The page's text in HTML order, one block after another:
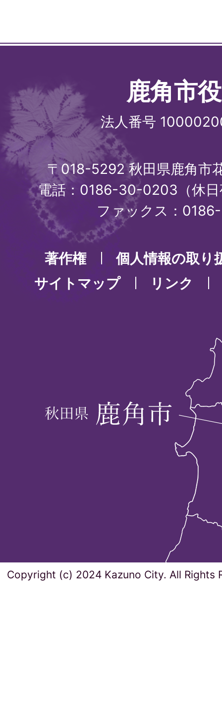
鹿角市
法人番号
〒018-5292 秋田県鹿角市
電話：0186-30-0203（休
ファックス：
著作権
個人情報の取り
サイトマップ
リンク
Copyright (c) 2024 Kazuno City. All Rights